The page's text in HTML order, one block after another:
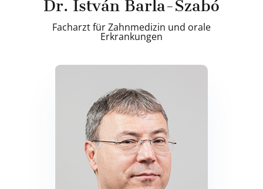
Dr. István Barla-Szabó
Facharzt für Zahnmedizin und orale
Erkrankungen